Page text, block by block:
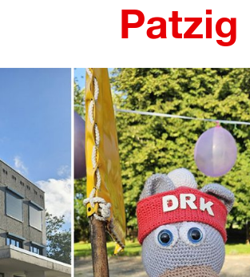
Patzig